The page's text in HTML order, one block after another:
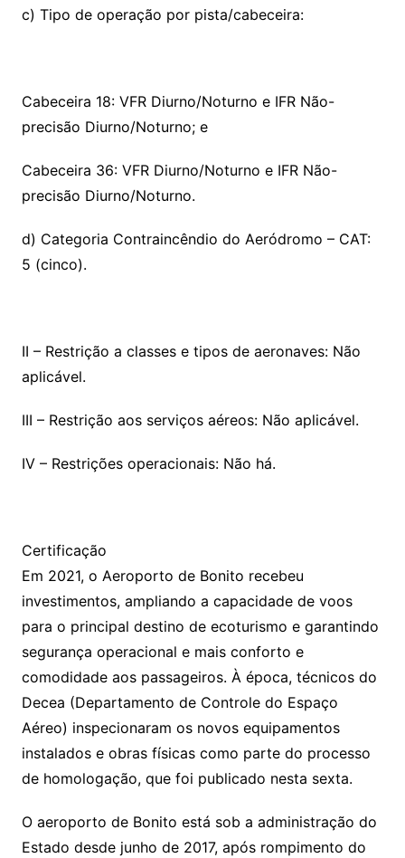
c) Tipo de operação por pista/cabeceira:
Cabeceira 18: VFR Diurno/Noturno e IFR Não-
precisão Diurno/Noturno; e
Cabeceira 36: VFR Diurno/Noturno e IFR Não-
precisão Diurno/Noturno.
d) Categoria Contraincêndio do Aeródromo – CAT:
5 (cinco).
II – Restrição a classes e tipos de aeronaves: Não
aplicável.
III – Restrição aos serviços aéreos: Não aplicável.
IV – Restrições operacionais: Não há.
Certificação
Em 2021, o Aeroporto de Bonito recebeu
investimentos, ampliando a capacidade de voos
para o principal destino de ecoturismo e garantindo
segurança operacional e mais conforto e
comodidade aos passageiros. À época, técnicos do
Decea (Departamento de Controle do Espaço
Aéreo) inspecionaram os novos equipamentos
instalados e obras físicas como parte do processo
de homologação, que foi publicado nesta sexta.
O aeroporto de Bonito está sob a administração do
Estado desde junho de 2017, após rompimento do